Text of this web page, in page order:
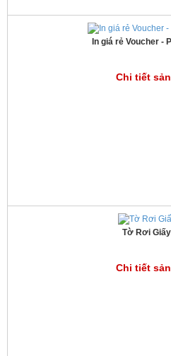
In giá rẻ Voucher -
Chi tiết
Tờ Rơi
Chi tiết